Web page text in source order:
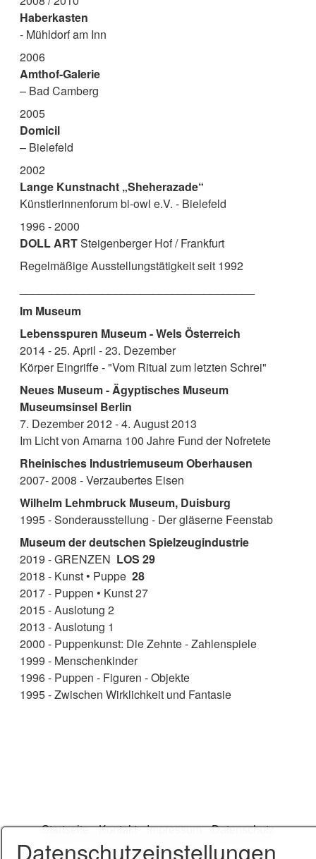
Haberkasten
- Mühldorf am Inn
2006
Amthof-Galerie
– Bad Camberg
2005
Domicil
– Bielefeld
2002
Lange Kunstnacht „Sheherazade“
Künstlerinnenforum bi-owl e.V. - Bielefeld
1996 - 2000
DOLL ARTSteigenberger Hof / Frankfurt
Regelmäßige Ausstellungstätigkeit seit 1992
Im Museum
Lebensspuren Museum - Wels Österreich
2014 - 25. April - 23. Dezember
Körper Eingriffe - "Vom Ritual zum letzten Schrei"
Neues Museum - Ägyptisches Museum
Museumsinsel Berlin
7. Dezember 2012 - 4. August 2013
Im Licht von Amarna 100 Jahre Fund der Nofretete
Rheinisches Industriemuseum Oberhausen
2007- 2008 - Verzaubertes Eisen
Wilhelm Lehmbruck Museum, Duisburg
1995 - Sonderausstellung - Der gläserne Feenstab
Museum der deutschen Spielzeugindustrie
2019 - GRENZEN LOS 29
2018 - Kunst • Puppe28
2017 - Puppen • Kunst 27
2015 - Auslotung 2
2013 - Auslotung 1
2000 - Puppenkunst: Die Zehnte - Zahlenspiele
1999 - Menschenkinder
1996 - Puppen - Figuren - Objekte
1995 - Zwischen Wirklichkeit und Fantasie
Startseite Kontakt Impressum Datenschutz
Datenschutzeinstellungen